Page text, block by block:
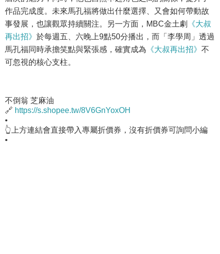
作品完成度。未來馬孔福將做出什麼選擇、又會如何帶動故
事發展，也讓觀眾持續關注。另一方面，MBC金土劇
《大叔
再出招》 於每週五、六晚上9點50分播出，而「李學周」透過
馬孔福同時承擔笑點與緊張感，確實成為 《大叔再出招》 不
可忽視的核心支柱。
不倒翁 芝麻油
🔗 https://s.shopee.tw/8V6GnYoxOH
•
👆上方連結會直接帶入專屬折價券，沒有折價券可詢問小編
•